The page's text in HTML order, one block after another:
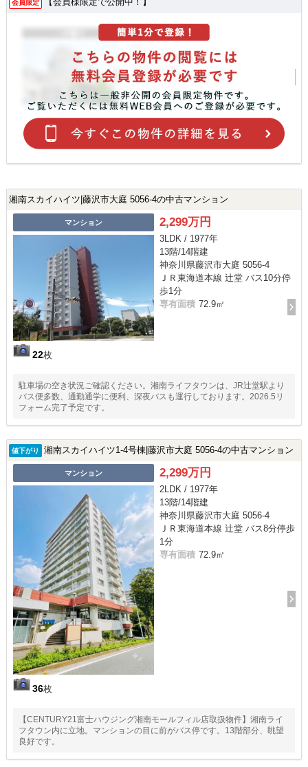
会員限定
湘南スカイハイツ|藤沢市大庭 5056-4の中古マンション
マンション
22枚
2,299万円
3LDK / 1977年
13階/14階建
神奈川県藤沢市大庭 5056-4
ＪＲ東海道本線 辻堂 バス10分停
歩1分
専有面積 72.9㎡
駐車場の空き状況ご確認ください。湘南ライフタウンは、JR辻堂駅より
バス便多数、通勤通学に便利、深夜バスも運行しております。2026.5リ
フォーム完了予定です。
値下がり 湘南スカイハイツ1-4号棟|藤沢市大庭 5056-4の中古マンション
マンション
36枚
2,299万円
2LDK / 1977年
13階/14階建
神奈川県藤沢市大庭 5056-4
ＪＲ東海道本線 辻堂 バス8分停歩
1分
専有面積 72.9㎡
【CENTURY21富士ハウジング湘南モールフィル店取扱物件】湘南ライ
フタウン内に立地。マンションの目に前がバス停です。13階部分、眺望
良好です。